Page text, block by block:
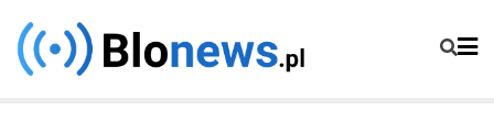
Skip
to